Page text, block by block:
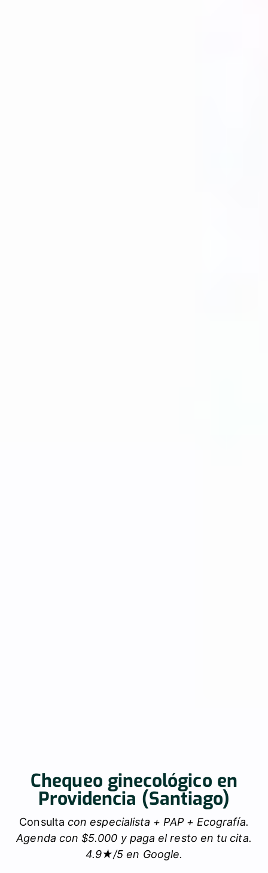
Chequeo ginecológico en
Providencia (Santiago)
Consulta con especialista + PAP + Ecografía.
Agenda con $5.000 y paga el resto en tu cita.
4.9★/5 en Google.